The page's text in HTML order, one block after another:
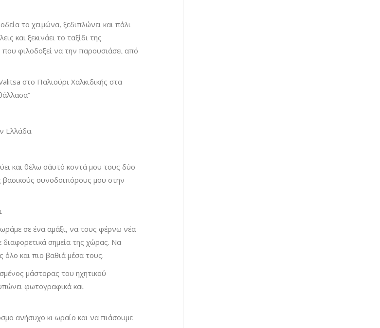
το χειμώνα, ξεδιπλώνει και πάλι
και ξεκινάει το ταξίδι της
φιλοδοξεί να την παρουσιάσει από
στο Παλιούρι Χαλκιδικής στα
Ελλάδα.
και θέλω σ΄αυτό κοντά μου τους δύο
συνοδοιπόρους μου στην
σε ένα αμάξι, να τους φέρνω νέα
σημεία της χώρας. Να
όλο και πιο βαθιά μέσα τους.
μάστορας του ηχητικού
φωτογραφικά και
ανήσυχο κι ωραίο και να πιάσουμε